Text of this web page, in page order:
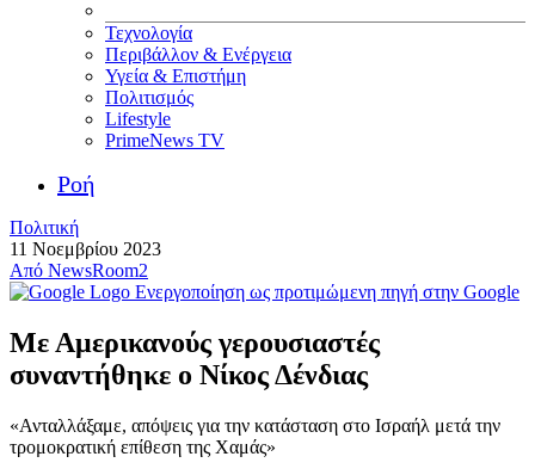
Τεχνολογία
Περιβάλλον & Ενέργεια
Υγεία & Επιστήμη
Πολιτισμός
Lifestyle
PrimeNews TV
Ροή
Πολιτική
11 Νοεμβρίου 2023
Από NewsRoom2
Ενεργοποίηση ως προτιμώμενη πηγή στην Google
Με Αμερικανούς γερουσιαστές
συναντήθηκε ο Νίκος Δένδιας
«Ανταλλάξαμε, απόψεις για την κατάσταση στο Ισραήλ μετά την
τρομοκρατική επίθεση της Χαμάς»